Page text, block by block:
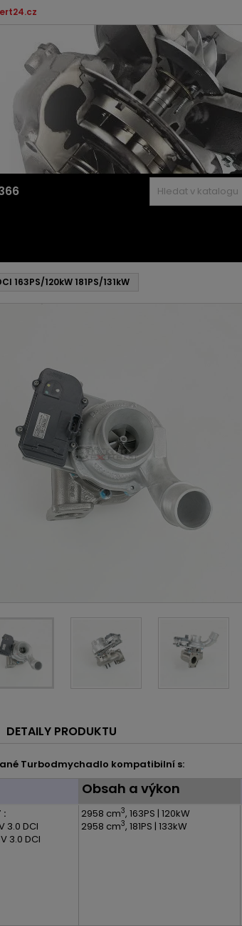
163PS/120kW 181PS/131kW
DETAILY PRODUKTU
Turbodmychadlo kompatibilní s:
Obsah a výkon
:
3.0 DCI
3.0 DCI
2958 cm3, 163PS | 120kW
2958 cm3, 181PS | 133kW